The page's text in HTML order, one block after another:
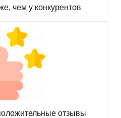
чем у конкурентов
отзывы